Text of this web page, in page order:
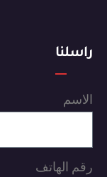
راسلنا
الاسم
رقم الهاتف